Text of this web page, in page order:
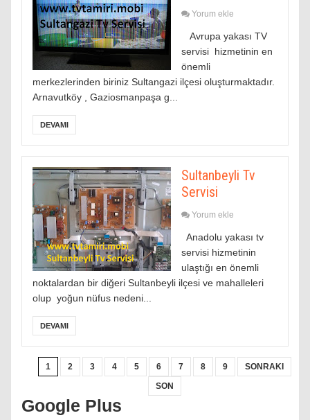
Yorum ekle
Avrupa yakası TV
servisi hizmetinin en
önemli
merkezlerinden biriniz Sultangazi ilçesi oluşturmaktadır.
Arnavutköy , Gaziosmanpaşa g...
DEVAMI
Sultanbeyli Tv
Servisi
Yorum ekle
Anadolu yakası tv
servisi hizmetinin
ulaştığı en önemli
noktalardan bir diğeri Sultanbeyli ilçesi ve mahalleleri
olup yoğun nüfus nedeni...
DEVAMI
1 2 3 4 5 6 7 8 9
SONRAKI
SON
Google Plus